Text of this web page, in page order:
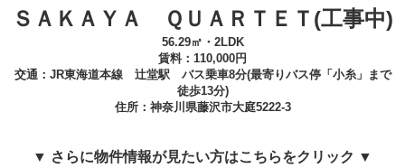
ＳＡＫＡＹＡ ＱＵＡＲＴＥＴ(工事中)
56.29㎡・2LDK
賃料：110,000円
交通：JR東海道本線 辻堂駅 バス乗車8分(最寄りバス停「小糸」まで
徒歩13分)
住所： 神奈川県藤沢市大庭5222-3
▼ さらに物件情報が見たい方はこちらをクリック ▼